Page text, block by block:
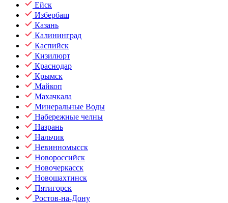
Ейск
Избербаш
Казань
Калининград
Каспийск
Кизилюрт
Краснодар
Крымск
Майкоп
Махачкала
Минеральные Воды
Набережные челны
Назрань
Нальчик
Невинномысск
Новороссийск
Новочеркасск
Новошахтинск
Пятигорск
Ростов-на-Дону